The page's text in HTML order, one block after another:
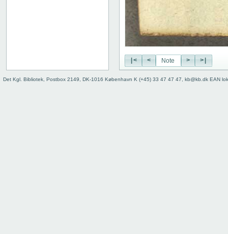
|< < > >|
Det Kgl. Bibliotek, Postbox 2149, DK-1016 København K (+45) 33 47 47 47, kb@kb.dk EAN